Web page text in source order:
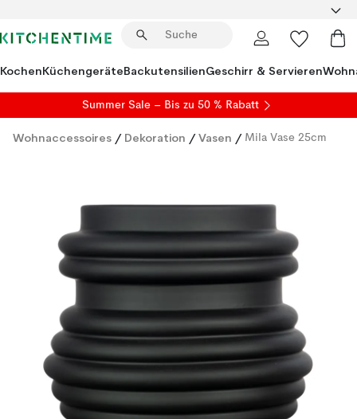
KochenKüchengeräteBackutensilienGeschirr & Servieren
Summer Sale – Bis zu 50 % Rabatt
Wohnaccessoires / Dekoration / Vasen / Mila Vase 25cm